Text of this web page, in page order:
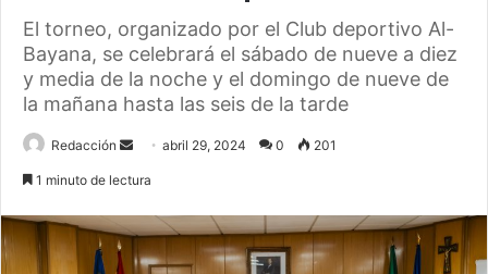
El torneo, organizado por el Club deportivo Al-
Bayana, se celebrará el sábado de nueve a diez
y media de la noche y el domingo de nueve de
la mañana hasta las seis de la tarde
Redacción
Sendabril 29, 2024 0 201
1 minuto de lectura